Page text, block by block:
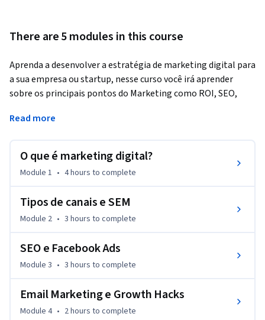
There are 5 modules in this course
Aprenda a desenvolver a estratégia de marketing digital para
a sua empresa ou startup, nesse curso você irá aprender
sobre os principais pontos do Marketing como ROI, SEO,
também como usar plataformas como Google adwords e
Esse curso é ministrado por profissionais do mercado que vão
apresentar como aplicar cada um dos conceitos com aulas
Neste curso serão abordados os seguintes temas:
Diferença entre o marketing tradicional
Introdução a funil
Google Analytics
Tipos de canais
Como funciona SEM
Read more
O que é marketing digital?
Module 1 • 4 hours to complete
Tipos de canais e SEM
Module 2 • 3 hours to complete
SEO e Facebook Ads
Module 3 • 3 hours to complete
Email Marketing e Growth Hacks
Module 4 • 2 hours to complete